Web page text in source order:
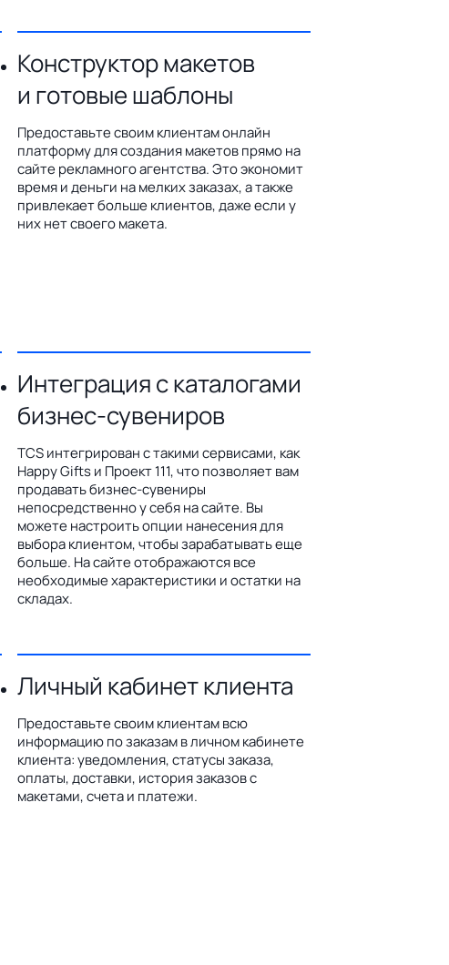
Конструктор макетов
и готовые шаблоны
Предоставьте своим клиентам онлайн
платформу для создания макетов прямо на
сайте рекламного агентства. Это экономит
время и деньги на мелких заказах, а также
привлекает больше клиентов, даже если у
них нет своего макета.
Интеграция с каталогами
бизнес-сувениров
TCS интегрирован с такими сервисами, как
Happy Gifts и Проект 111, что позволяет вам
продавать бизнес-сувениры
непосредственно у себя на сайте. Вы
можете настроить опции нанесения для
выбора клиентом, чтобы зарабатывать еще
больше. На сайте отображаются все
необходимые характеристики и остатки на
складах.
Личный кабинет клиента
Предоставьте своим клиентам всю
информацию по заказам в личном кабинете
клиента: уведомления, статусы заказа,
оплаты, доставки, история заказов с
макетами, счета и платежи.